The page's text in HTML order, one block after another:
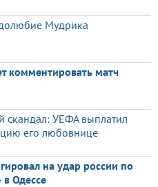
Мудрика
комментировать матч
скандал: УЕФА выплатил
его любовнице
на удар россии по
Одессе